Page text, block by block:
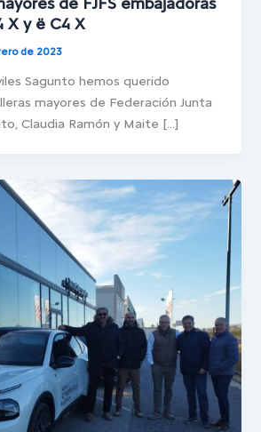
X y ë C4 X
de 2023
Sagunto hemos querido
mayores de Federación Junta
Claudia Ramón y Maite […]